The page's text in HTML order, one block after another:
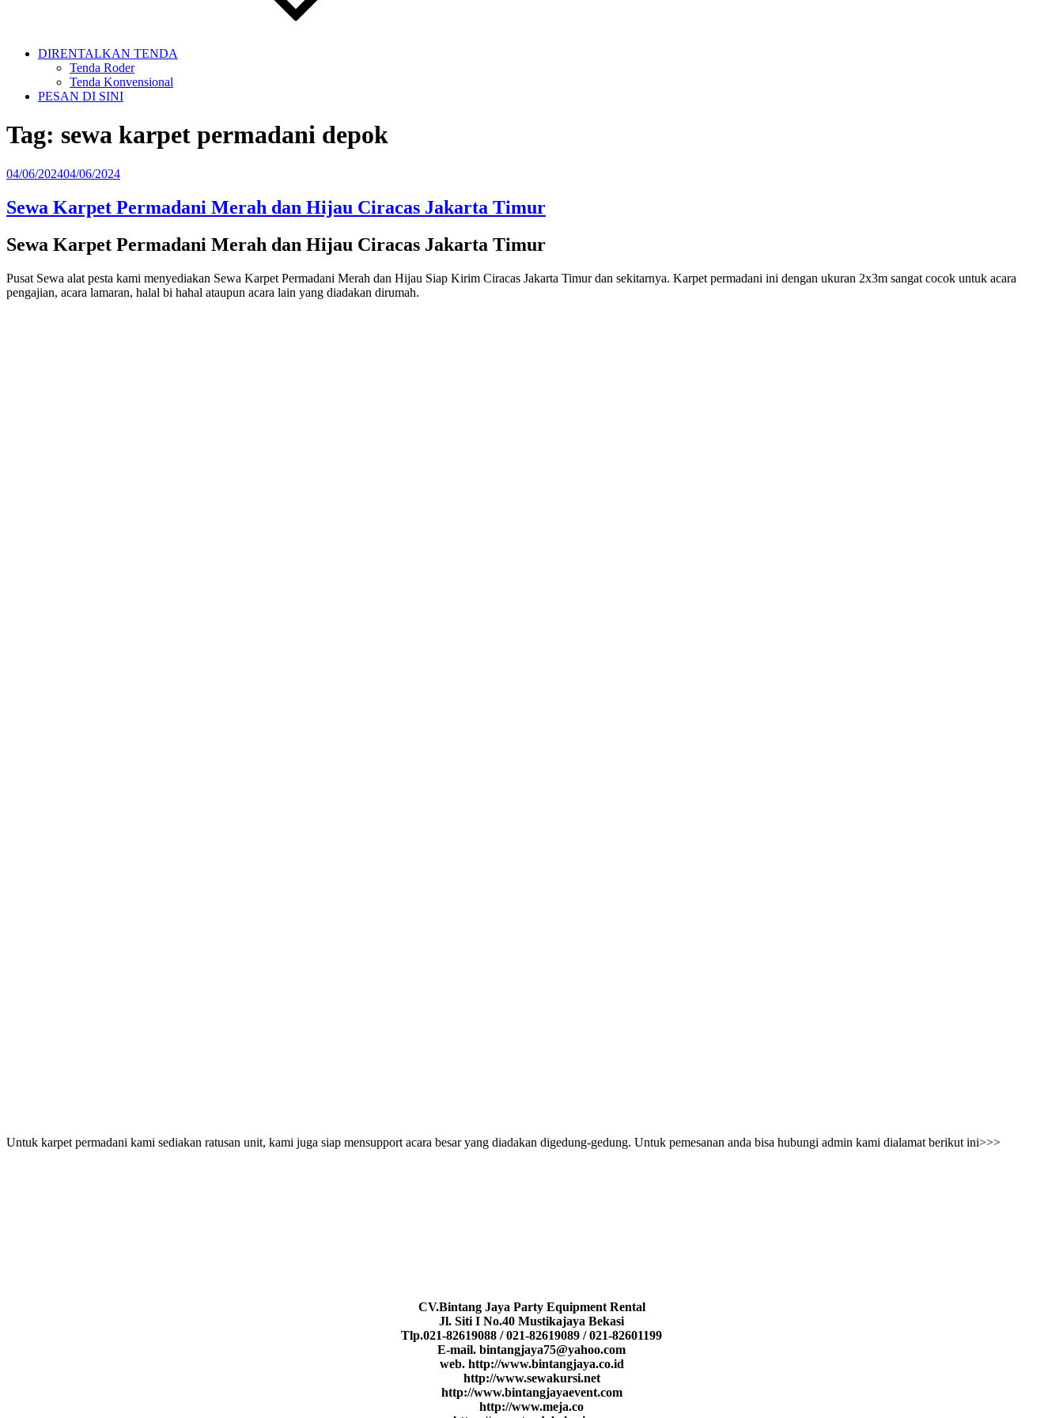
DIRENTALKAN TENDA
Tenda Roder
Tenda Konvensional
PESAN DI SINI
Tag: sewa karpet permadani depok
Diposkan
04/06/202404/06/2024
Sewa Karpet Permadani Merah dan Hijau Ciracas Jakarta Timur
Sewa Karpet Permadani Merah dan Hijau Ciracas Jakarta Timur
Pusat Sewa alat pesta kami menyediakan Sewa Karpet Permadani Merah dan Hijau Siap Kirim Ciracas Jakarta Timur dan sekitarnya. Karpet permadani ini dengan ukuran 2x3m sangat cocok untuk acara
pengajian, acara lamaran, halal bi hahal ataupun acara lain yang diadakan dirumah.
Untuk karpet permadani kami sediakan ratusan unit, kami juga siap mensupport acara besar yang diadakan digedung-gedung. Untuk pemesanan anda bisa hubungi admin kami dialamat berikut ini>>>
CV.Bintang Jaya Party Equipment Rental
Jl. Siti I No.40 Mustikajaya Bekasi
Tlp.021-82619088 / 021-82619089 / 021-82601199
E-mail. bintangjaya75@yahoo.com
web. http://www.bintangjaya.co.id
http://www.sewakursi.net
http://www.bintangjayaevent.com
http://www.meja.co